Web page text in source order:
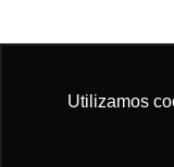
Utilizamos